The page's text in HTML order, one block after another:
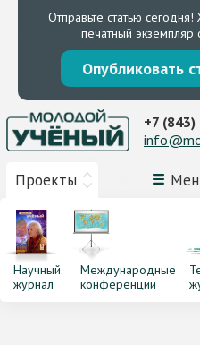
Отправьте статью сегодня!
печатный экземпляр
Опубликовать
Проекты
+7
Научный
журнал
Международные
конференции